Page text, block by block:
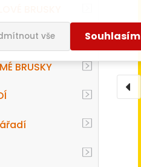
vše Souhlasím
BRUSKY
BRUSKY